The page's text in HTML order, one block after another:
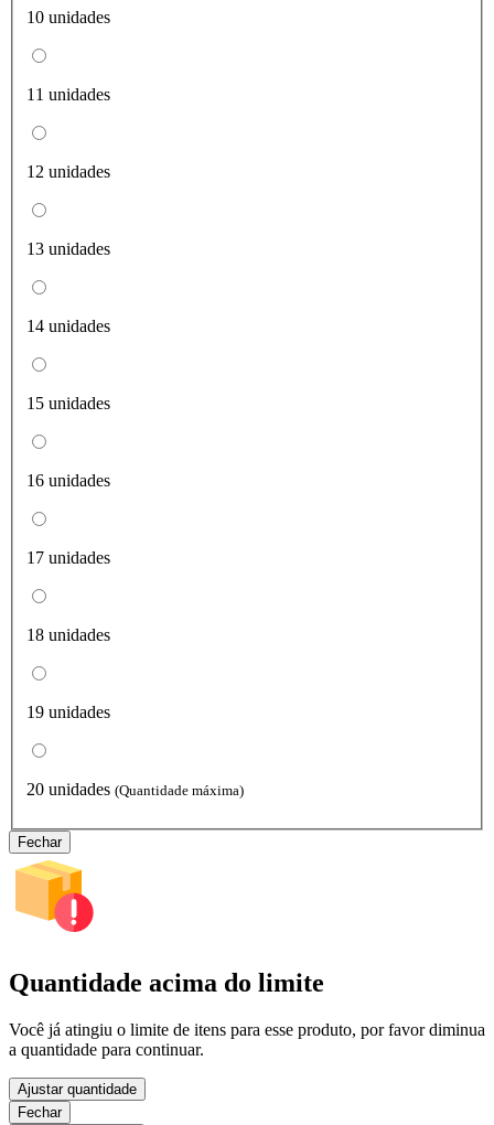
10 unidades
11 unidades
12 unidades
13 unidades
14 unidades
15 unidades
16 unidades
17 unidades
18 unidades
19 unidades
20 unidades (Quantidade máxima)
Fechar
Quantidade acima do limite
Você já atingiu o limite de itens para esse produto, por favor diminua
a quantidade para continuar.
Ajustar quantidade
Fechar